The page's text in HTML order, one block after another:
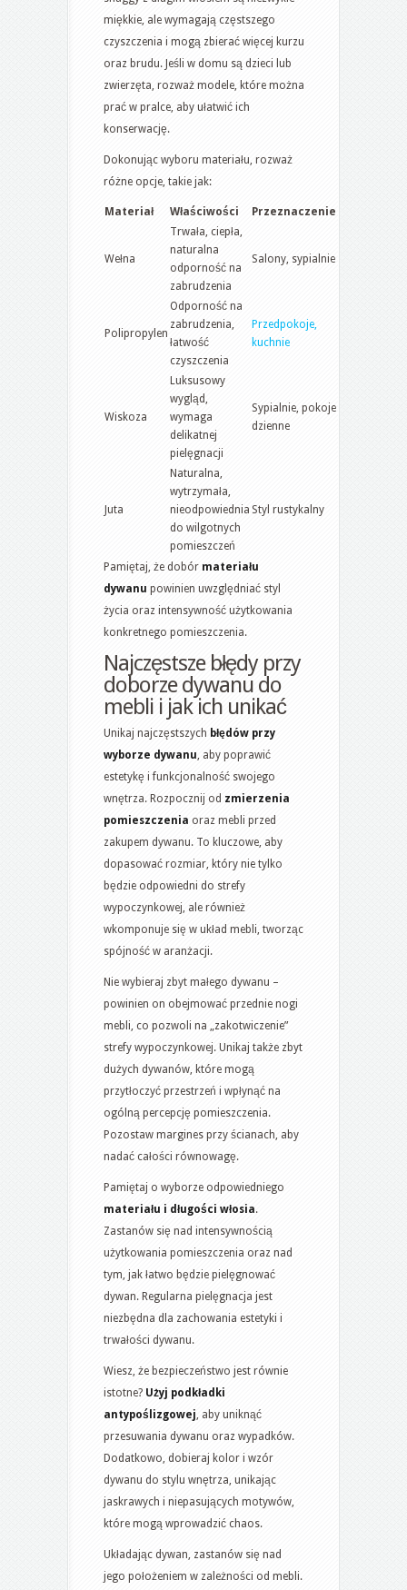
miękkie, ale wymagają częstszego
czyszczenia i mogą zbierać więcej kurzu
oraz brudu. Jeśli w domu są dzieci lub
zwierzęta, rozważ modele, które można
prać w pralce, aby ułatwić ich
konserwację.
Dokonując wyboru materiału, rozważ
różne opcje, takie jak:
Materiał Właściwości Przeznaczenie
Wełna
Trwała, ciepła,
naturalna
odporność na
zabrudzenia
Salony, sypialnie
Polipropylen
Odporność na
zabrudzenia,
łatwość
czyszczenia
Przedpokoje,
kuchnie
Wiskoza
Luksusowy
wygląd,
wymaga
delikatnej
pielęgnacji
Sypialnie, pokoje
dzienne
Juta
Naturalna,
wytrzymała,
nieodpowiednia
do wilgotnych
pomieszczeń
Styl rustykalny
Pamiętaj, że dobór materiału
dywanu powinien uwzględniać styl
życia oraz intensywność użytkowania
konkretnego pomieszczenia.
Najczęstsze błędy przy
doborze dywanu do
mebli i jak ich unikać
Unikaj najczęstszych błędów przy
wyborze dywanu, aby poprawić
estetykę i funkcjonalność swojego
wnętrza. Rozpocznij od zmierzenia
pomieszczenia oraz mebli przed
zakupem dywanu. To kluczowe, aby
dopasować rozmiar, który nie tylko
będzie odpowiedni do strefy
wypoczynkowej, ale również
wkomponuje się w układ mebli, tworząc
spójność w aranżacji.
Nie wybieraj zbyt małego dywanu –
powinien on obejmować przednie nogi
mebli, co pozwoli na „zakotwiczenie”
strefy wypoczynkowej. Unikaj także zbyt
dużych dywanów, które mogą
przytłoczyć przestrzeń i wpłynąć na
ogólną percepcję pomieszczenia.
Pozostaw margines przy ścianach, aby
nadać całości równowagę.
Pamiętaj o wyborze odpowiedniego
materiału i długości włosia.
Zastanów się nad intensywnością
użytkowania pomieszczenia oraz nad
tym, jak łatwo będzie pielęgnować
dywan. Regularna pielęgnacja jest
niezbędna dla zachowania estetyki i
trwałości dywanu.
Wiesz, że bezpieczeństwo jest równie
istotne? Użyj podkładki
antypoślizgowej, aby uniknąć
przesuwania dywanu oraz wypadków.
Dodatkowo, dobieraj kolor i wzór
dywanu do stylu wnętrza, unikając
jaskrawych i niepasujących motywów,
które mogą wprowadzić chaos.
Układając dywan, zastanów się nad
jego położeniem w zależności od mebli.